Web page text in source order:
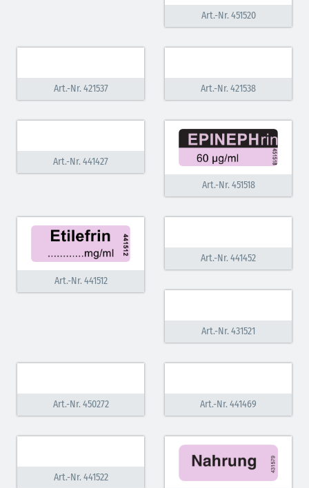
Art.-Nr. 451520
Art.-Nr. 421537 Art.-Nr. 421538
Art.-Nr. 441427
Art.-Nr. 451518
Art.-Nr. 441512
Art.-Nr. 441452
Art.-Nr. 431521
Art.-Nr. 450272 Art.-Nr. 441469
Art.-Nr. 441522